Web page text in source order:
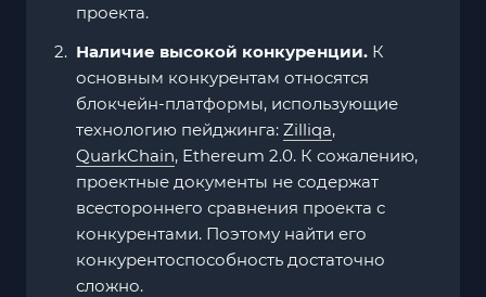
проекта.
Наличие высокой конкуренции. К
основным конкурентам относятся
блокчейн-платформы, использующие
технологию пейджинга: Zilliqa,
QuarkChain, Ethereum 2.0. К сожалению,
проектные документы не содержат
всестороннего сравнения проекта с
конкурентами. Поэтому найти его
конкурентоспособность достаточно
сложно.